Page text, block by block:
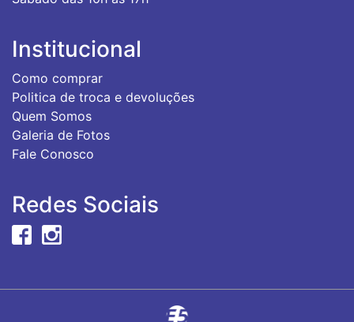
Institucional
Como comprar
Politica de troca e devoluções
Quem Somos
Galeria de Fotos
Fale Conosco
Redes Sociais